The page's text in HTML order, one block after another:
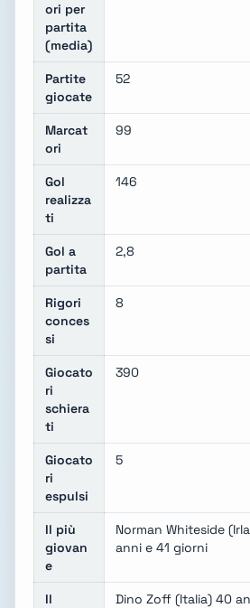
ori per
partita
(media)
Partite
giocate
52
Marcat
ori
99
Gol
realizza
ti
146
Gol a
partita
2,8
Rigori
conces
si
8
Giocato
ri
schiera
ti
390
Giocato
ri
espulsi
5
Il più
giovan
e
Norman Whiteside
anni e 41 giorni
Il
Dino Zoff (Italia) 40